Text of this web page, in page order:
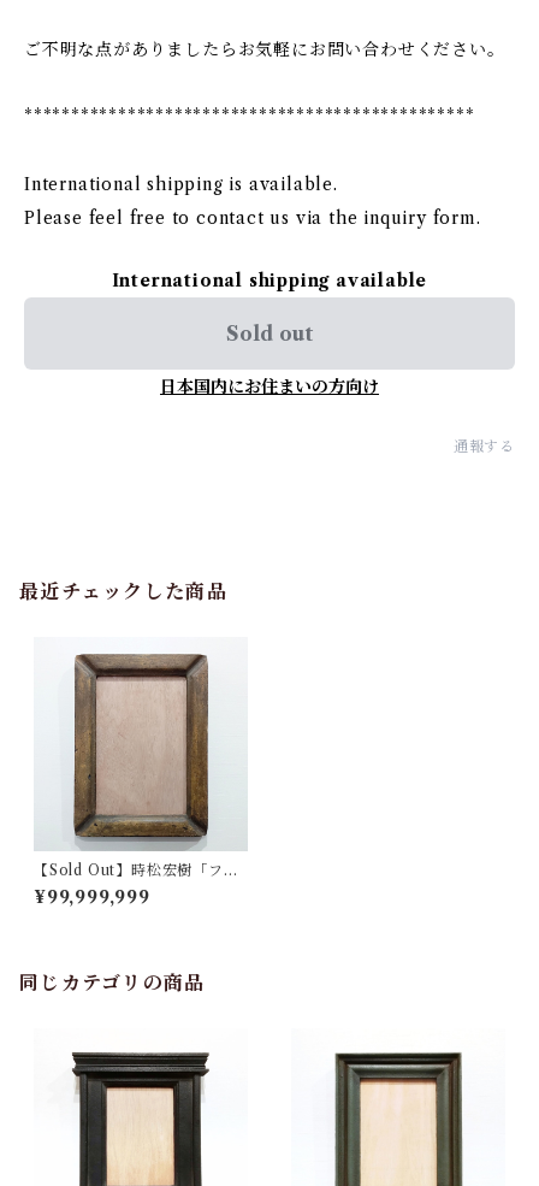
ご不明な点がありましたらお気軽にお問い合わせください。
************************************************
International shipping is available.
Please feel free to contact us via the inquiry form.
International shipping available
Sold out
日本国内にお住まいの方向け
通報する
最近チェックした商品
【Sold Out】時松宏樹「フレ
ーム（オーカー・定形外サイ
ズ）」
¥99,999,999
同じカテゴリの商品